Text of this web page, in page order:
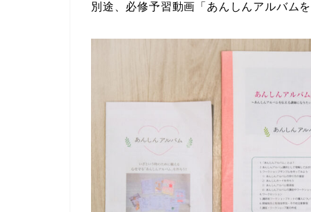
別途、必修予習動画「あんしんアルバム